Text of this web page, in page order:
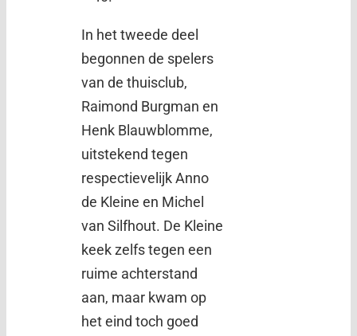
In het tweede deel
begonnen de spelers
van de thuisclub,
Raimond Burgman en
Henk Blauwblomme,
uitstekend tegen
respectievelijk Anno
de Kleine en Michel
van Silfhout. De Kleine
keek zelfs tegen een
ruime achterstand
aan, maar kwam op
het eind toch goed